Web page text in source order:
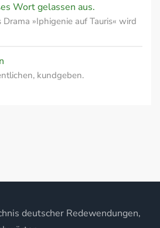
Wort gelassen aus.
»Iphigenie auf Tauris« wird
kundgeben.
deutscher Redewendungen,